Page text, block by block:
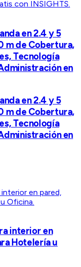
en 2.4 y 5
m de Cobertura,
Tecnología
en
en 2.4 y 5
m de Cobertura,
Tecnología
en
interior en
Hotelería u